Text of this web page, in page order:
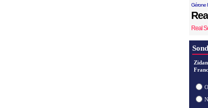
Gérone
Real